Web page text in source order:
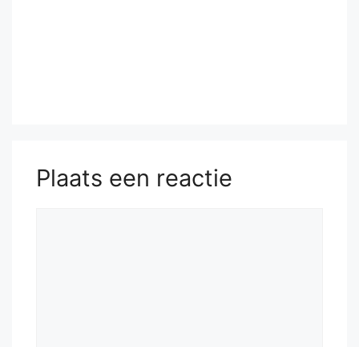
Plaats een reactie